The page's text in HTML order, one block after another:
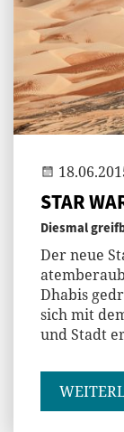
STAR
Diesmal
Der neue
Dhabis
sich mit
und Stadt